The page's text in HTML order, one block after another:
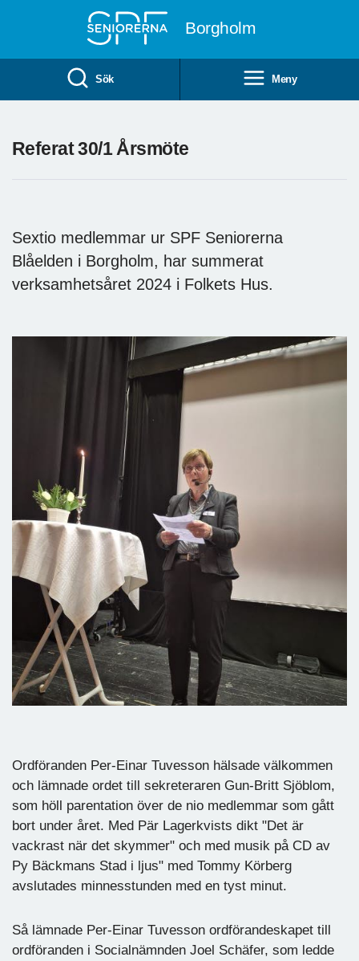
Borgholm
Sök Meny
Referat 30/1 Årsmöte
Sextio medlemmar ur SPF Seniorerna
Blåelden i Borgholm, har summerat
verksamhetsåret 2024 i Folkets Hus.
Ordföranden Per-Einar Tuvesson hälsade välkommen
och lämnade ordet till sekreteraren Gun-Britt Sjöblom,
som höll parentation över de nio medlemmar som gått
bort under året. Med Pär Lagerkvists dikt "Det är
vackrast när det skymmer" och med musik på CD av
Py Bäckmans Stad i ljus" med Tommy Körberg
avslutades minnesstunden med en tyst minut.
Så lämnade Per-Einar Tuvesson ordförandeskapet till
ordföranden i Socialnämnden Joel Schäfer, som ledde